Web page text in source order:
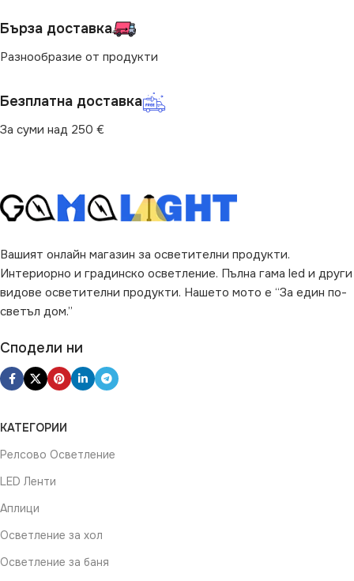
Бърза доставка
Разнообразие от продукти
Безплатна доставка
За суми над 250 €
Вашият онлайн магазин за осветителни продукти.
Интериорно и градинско осветление. Пълна гама led и други
видове осветителни продукти. Нашето мото е “За един по-
светъл дом.”
Сподели ни
КАТЕГОРИИ
Релсово Осветление
LED Ленти
Аплици
Осветление за хол
Осветление за баня